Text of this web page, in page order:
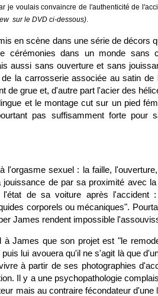
je voulais convaincre de l'authenticité de
sur le DVD ci-dessous).
en scène dans une série de décors
cérémonies dans un monde sans
aussi sans ouverture et sans
la carrosserie associée au satin
de grue et, d'autre part l'acier des
et le montage cut sur un pied
pas suffisamment forte pour
l'orgasme sexuel : la faille,
de par sa proximité avec
de sa voiture après l'accident
corporels ou mécaniques".
James rendent impossible
à James que son projet est "le
lui avouera qu'il ne s'agit là que
à partir de ses photographies
Il y a une psychopathologie
mais au contraire fécondateur d'une